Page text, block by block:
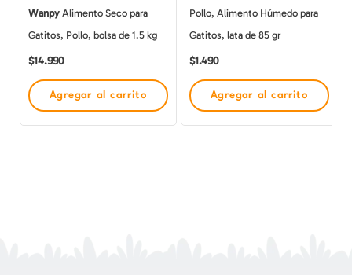
Wanpy Alimento Seco para
Gatitos, Pollo, bolsa de 1.5 kg
$14.990
Agregar al carrito
Pollo, Alimento Húmedo para
Gatitos, lata de 85 gr
$1.490
Agregar al carrito